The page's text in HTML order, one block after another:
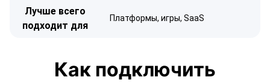
Лучше всего
подходит для
Платформы, игры, SaaS
Как подключить